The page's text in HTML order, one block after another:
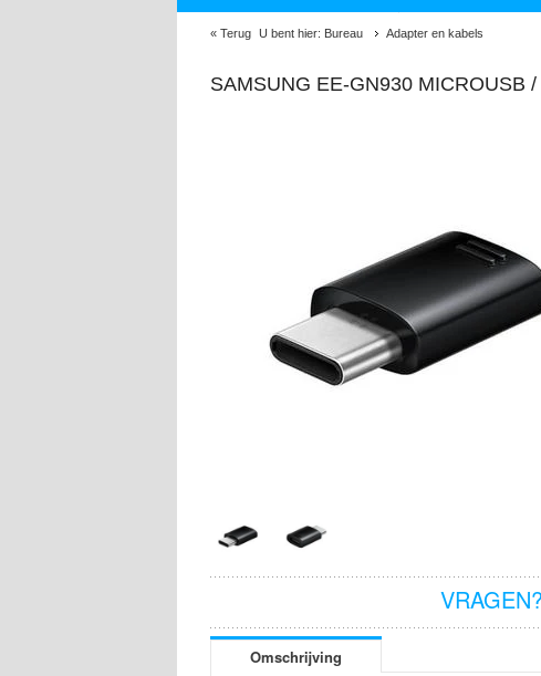
« Terug U bent hier: Bureau Adapter en kabels
SAMSUNG EE-GN930 MICROUSB
Omschrijving